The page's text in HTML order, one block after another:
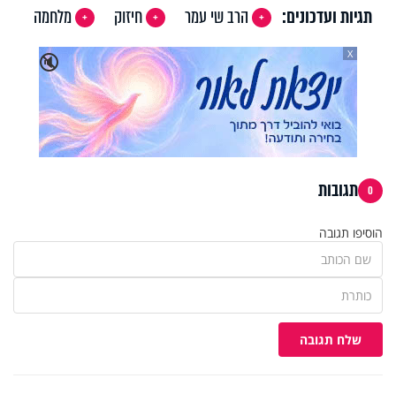
תגיות ועדכונים: הרב שי עמר חיזוק
מלחמה
🔇
X
0 תגובות
הוסיפו תגובה
שלח תגובה